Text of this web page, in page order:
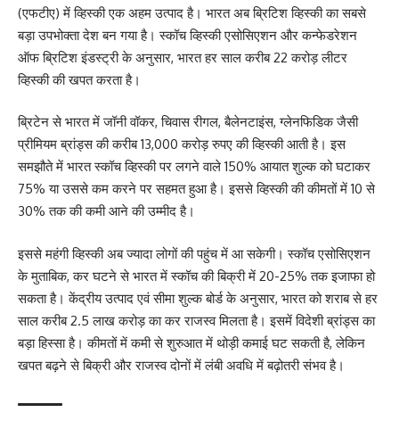
(एफटीए) में व्हिस्की एक अहम उत्पाद है। भारत अब ब्रिटिश व्हिस्की का सबसे
बड़ा उपभोक्ता देश बन गया है। स्कॉच व्हिस्की एसोसिएशन और कन्फेडरेशन
ऑफ ब्रिटिश इंडस्ट्री के अनुसार, भारत हर साल करीब 22 करोड़ लीटर
व्हिस्की की खपत करता है।
ब्रिटेन से भारत में जॉनी वॉकर, चिवास रीगल, बैलेनटाइंस, ग्लेनफिडिक जैसी
प्रीमियम ब्रांड्स की करीब 13,000 करोड़ रुपए की व्हिस्की आती है। इस
समझौते में भारत स्कॉच व्हिस्की पर लगने वाले 150% आयात शुल्क को घटाकर
75% या उससे कम करने पर सहमत हुआ है। इससे व्हिस्की की कीमतों में 10 से
30% तक की कमी आने की उम्मीद है।
इससे महंगी व्हिस्की अब ज्यादा लोगों की पहुंच में आ सकेगी। स्कॉच एसोसिएशन
के मुताबिक, कर घटने से भारत में स्कॉच की बिक्री में 20-25% तक इजाफा हो
सकता है। केंद्रीय उत्पाद एवं सीमा शुल्क बोर्ड के अनुसार, भारत को शराब से हर
साल करीब 2.5 लाख करोड़ का कर राजस्व मिलता है। इसमें विदेशी ब्रांड्स का
बड़ा हिस्सा है। कीमतों में कमी से शुरुआत में थोड़ी कमाई घट सकती है, लेकिन
खपत बढ़ने से बिक्री और राजस्व दोनों में लंबी अवधि में बढ़ोतरी संभव है।